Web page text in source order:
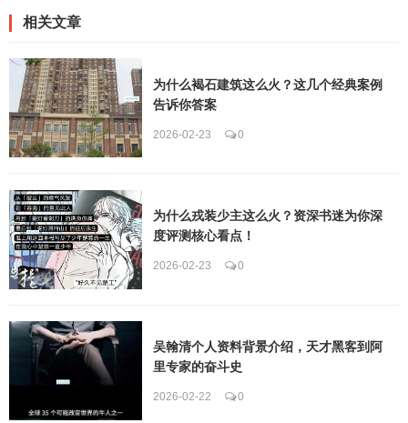
相关文章
为什么褐石建筑这么火？这几个经典案例
告诉你答案
2026-02-23 0
为什么戎装少主这么火？资深书迷为你深
度评测核心看点！
2026-02-23 0
吴翰清个人资料背景介绍，天才黑客到阿
里专家的奋斗史
2026-02-22 0